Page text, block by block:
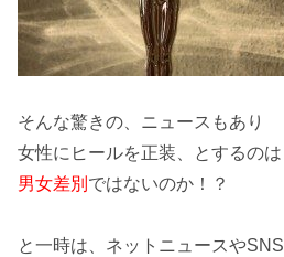
そんな驚きの、ニュースもあり
女性に ヒールを正装 、とするのは
男女差別 ではないのか！？
と一時は、 ネットニュースやSNS